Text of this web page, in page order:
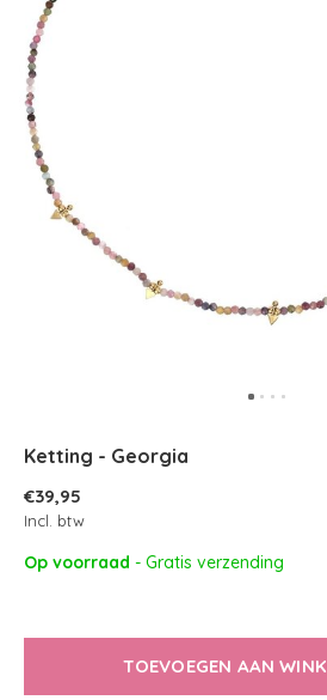
Ketting - Georgia
€39,95
Incl. btw
Op voorraad - Gratis verzending
TOEVOEGEN AAN